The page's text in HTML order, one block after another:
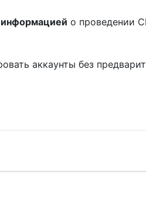
о проведении
аккаунты без